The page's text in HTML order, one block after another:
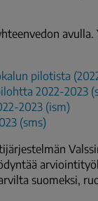
pilotista
2022-2023
2023 (ism)
(sms)
suomeksi,